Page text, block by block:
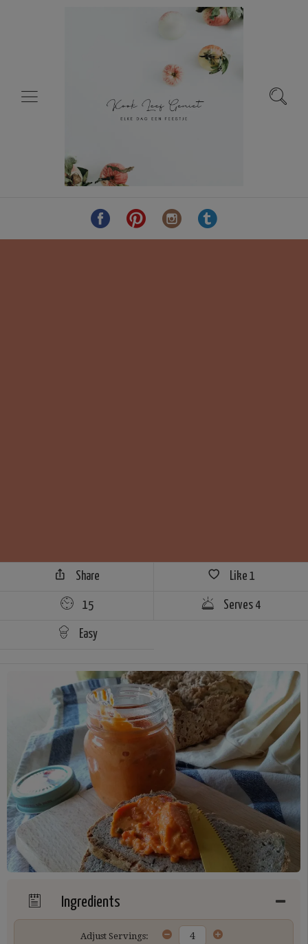
Share Like 1
15 Serves 4
Easy
Ingredients
Adjust Servings: